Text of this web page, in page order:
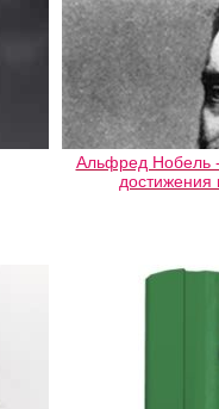
Альфред Нобель